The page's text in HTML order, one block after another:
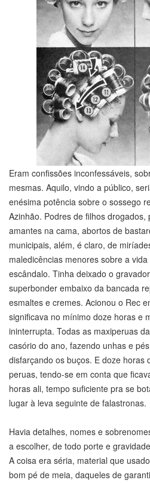
Eram confissões inconfessáveis,
mesmas. Aquilo, vindo a público,
enésima potência sobre o sossego
Azinhão. Podres de filhos
amantes na cama, abortos de
municipais, além, é claro, de
maledicências menores sobre a
escândalo. Tinha deixado o
superbonder embaixo da bancada
esmaltes e cremes. Acionou o Rec
significava no mínimo doze horas e
ininterrupta. Todas as maxiperuas
casório do ano, fazendo unhas e
disfarçando os buços. E doze horas
peruas, tendo-se em conta que
horas ali, tempo suficiente pra se
lugar à leva seguinte de falastronas.
Havia detalhes, nomes e
a escolher, de todo porte e
A coisa era séria, material que
bom pé de meia, daqueles de